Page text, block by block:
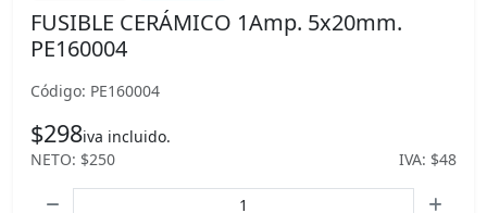
FUSIBLE CERÁMICO 1Amp. 5x20mm.
PE160004
Código: PE160004
$298iva incluido.
NETO: $250
IVA: $48